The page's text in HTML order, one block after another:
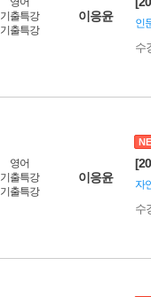
기출특강
기출특강
이응윤 인
수
영어
기출특강
기출특강
이응윤 자
수